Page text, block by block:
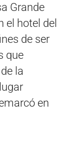
Grande
el hotel del
de ser
que
la
en